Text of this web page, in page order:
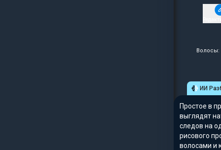
Волосы:
ИИ
Простое в
выглядят
следов на
рисового
волосами и